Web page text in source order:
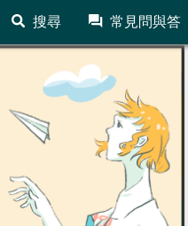
搜尋 常見問與答